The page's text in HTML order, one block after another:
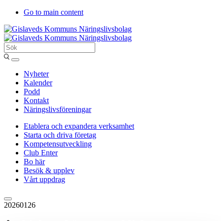
Go to main content
Sök
Entergislaved
Nyheter
Kalender
Podd
Kontakt
Näringslivsföreningar
Etablera och expandera verksamhet
Starta och driva företag
Kompetensutveckling
Club Enter
Bo här
Besök & upplev
Vårt uppdrag
20260126